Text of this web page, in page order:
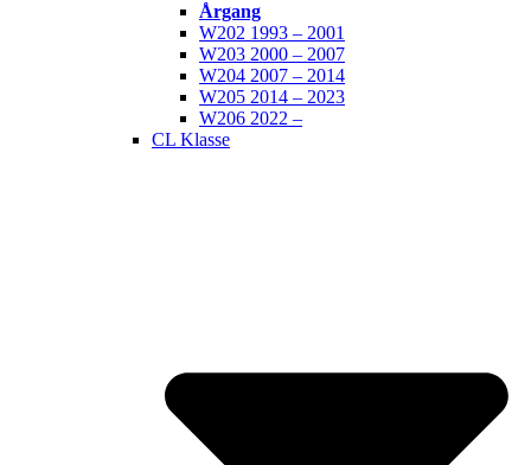
Årgang
W202 1993 – 2001
W203 2000 – 2007
W204 2007 – 2014
W205 2014 – 2023
W206 2022 –
CL Klasse